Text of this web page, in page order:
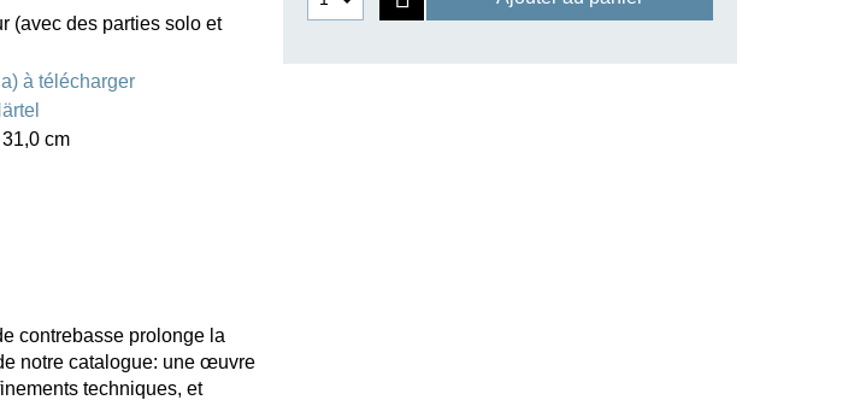
(avec des parties solo et
à télécharger
cm
contrebasse prolonge la
notre catalogue: une œuvre
techniques, et